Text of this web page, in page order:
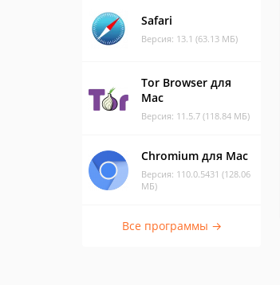
Safari
Версия: 13.1 (63.13 МБ)
Tor Browser для
Mac
Версия: 11.5.7 (118.84 МБ)
Chromium для Mac
Версия: 110.0.5431 (128.06
МБ)
Все программы →